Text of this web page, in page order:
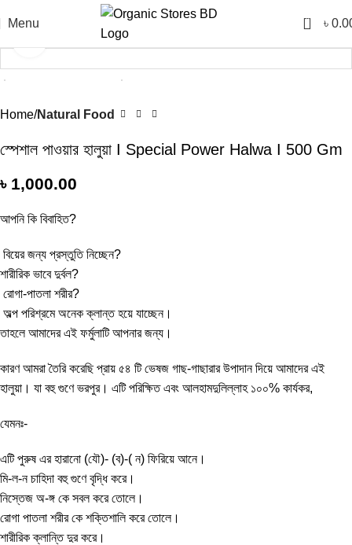
Menu 0 ৳
Click to enlarge
Home Natural Food
স্পেশাল পাওয়ার হালুয়া I Special Power Halwa I 500 Gm
৳ 1,000.00
আপনি কি বিবাহিত?
বিয়ের জন্য প্রস্তুতি নিচ্ছেন?
শারীরিক ভাবে দুর্বল?
রোগা-পাতলা শরীর?
অল্প পরিশ্রমে অনেক ক্লান্ত হয়ে যাচ্ছেন।
তাহলে আমাদের এই ফর্মুলাটি আপনার জন্য।
কারণ আমরা তৈরি করেছি প্রায় ৫৪ টি ভেষজ গাছ-গাছারার উপাদান দিয়ে আমাদের এই
হালুয়া। যা বহু গুণে ভরপুর। এটি পরিক্ষিত এবং আলহামদুলিল্লাহ ১০০% কার্যকর,
যেমনঃ-
এটি পুরুষ এর হারানো (যৌ)- (ব)-( ন) ফিরিয়ে আনে।
মি-ল-ন চাহিদা বহু গুণে বৃদ্ধি করে।
নিস্তেজ অ-ঙ্গ কে সবল করে তোলে।
রোগা পাতলা শরীর কে শক্তিশালি করে তোলে।
শারীরিক ক্লান্তি দুর করে।